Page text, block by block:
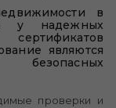
в
у надежных
являются
проверки и